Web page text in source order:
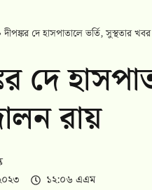
দীপঙ্কর দে হাসপাতালে ভর্তি, সুস্থতার
দে
রায়
১২:০৬ এএম